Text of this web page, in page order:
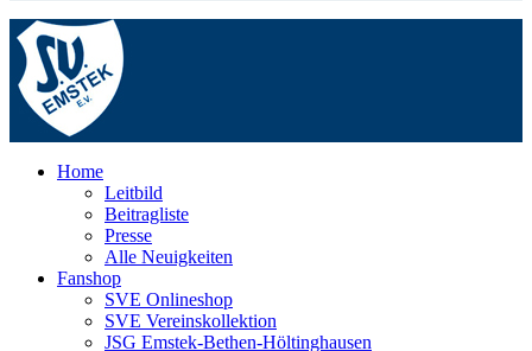
Home
Leitbild
Beitragliste
Presse
Alle Neuigkeiten
Fanshop
SVE Onlineshop
SVE Vereinskollektion
JSG Emstek-Bethen-Höltinghausen